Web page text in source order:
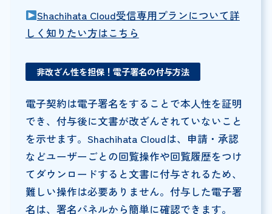
Shachihata Cloud受信専用プランについて詳
しく知りたい方はこちら
非改ざん性を担保！電子署名の付与方法
電子契約は電子署名をすることで本人性を証明
でき、付与後に文書が改ざんされていないこと
を示せます。Shachihata Cloudは、申請・承認
などユーザーごとの回覧操作や回覧履歴をつけ
てダウンロードすると文書に付与されるため、
難しい操作は必要ありません。付与した電子署
名は、署名パネルから簡単に確認できます。